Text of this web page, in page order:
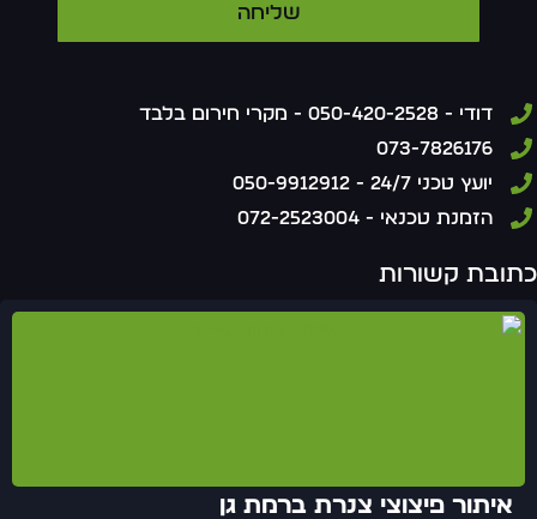
שליחה
דודי - 050-420-2528 - מקרי חירום בלבד
073-7826176
יועץ טכני 24/7 - 050-9912912
הזמנת טכנאי - 072-2523004
קשורות
איתור פיצוצי צנרת ברמת גן